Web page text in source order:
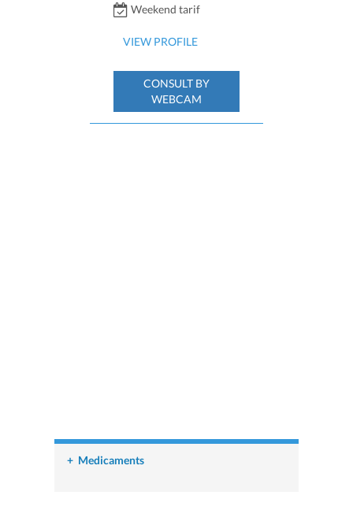
Weekend tarif
VIEW PROFILE
CONSULT BY
WEBCAM
+ Medicaments